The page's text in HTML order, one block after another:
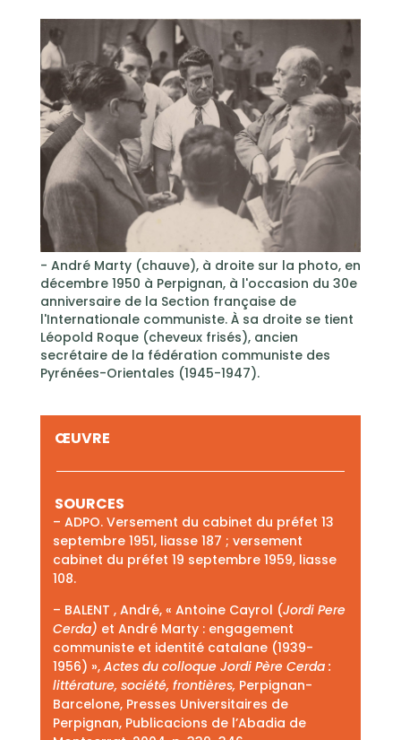
- André Marty (chauve), à droite sur la photo, en
décembre 1950 à Perpignan, à l'occasion du 30e
anniversaire de la Section française de
l'Internationale communiste. À sa droite se tient
Léopold Roque (cheveux frisés), ancien
secrétaire de la fédération communiste des
Pyrénées-Orientales (1945-1947).
ŒUVRE
SOURCES
– ADPO. Versement du cabinet du préfet 13
septembre 1951, liasse 187 ; versement
cabinet du préfet 19 septembre 1959, liasse
108.
– BALENT , André, « Antoine Cayrol (Jordi Pere
Cerda) et André Marty : engagement
communiste et identité catalane (1939-
1956) », Actes du colloque Jordi Père Cerda :
littérature, société, frontières, Perpignan-
Barcelone, Presses Universitaires de
Perpignan, Publicacions de l’Abadia de